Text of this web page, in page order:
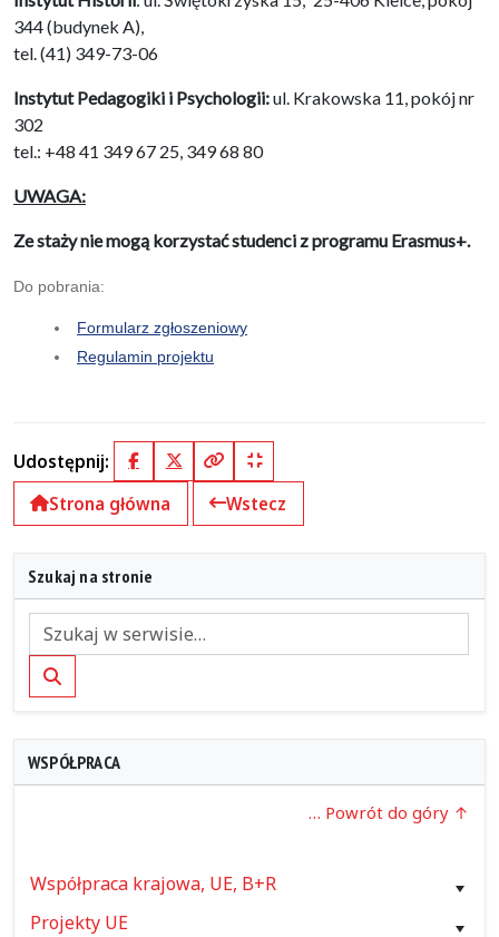
344 (budynek A),
tel. (41) 349-73-06
Instytut Pedagogiki i Psychologii:ul. Krakowska 11, pokój nr
302
tel.: +48 41 349 67 25, 349 68 80
UWAGA:
Ze staży nie mogą korzystać studenci z programu Erasmus+.
Do pobrania:
Formularz zgłoszeniowy
Regulamin projektu
Udostępnij: FacebookX (Twitter)
Kopiuj pełny link
Kopiuj krótki link
Strona główna
Wstecz
Szukaj na stronie
Szukaj
WSPÓŁPRACA
… Powrót do góry
Współpraca krajowa, UE, B+R
Projekty UE